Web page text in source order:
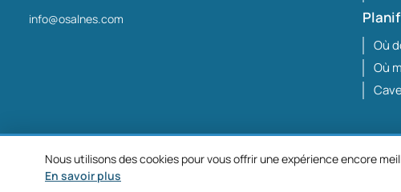
info@osalnes.com
Où
Où
©2026 Mancomunidade O Salnés
Nous utilisons des cookies pour vous offrir une expérience encore
En savoir plus